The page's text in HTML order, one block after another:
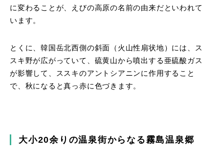
に変わることが、えびの高原の名前の由来だといわれて
います。
とくに、韓国岳北西側の斜面（火山性扇状地）には、ス
スキ野が広がっていて、硫黄山から噴出する亜硫酸ガス
が影響して、ススキのアントシアニンに作用すること
で、秋になると真っ赤に色づきます。
大小20余りの温泉街からなる霧島温泉郷